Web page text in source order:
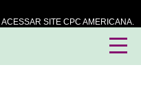
ACESSAR SITE CPC AMERICANA.